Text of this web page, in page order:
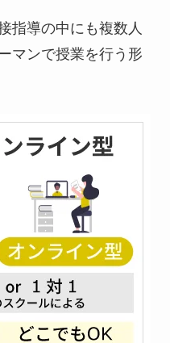
指導の中にも複数人
マンで授業を行う形